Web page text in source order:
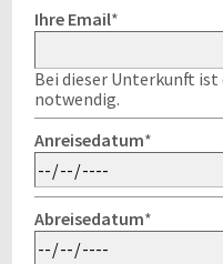
Ihre Email*
Bei dieser Unterkunft ist
notwendig.
Anreisedatum*
Abreisedatum*